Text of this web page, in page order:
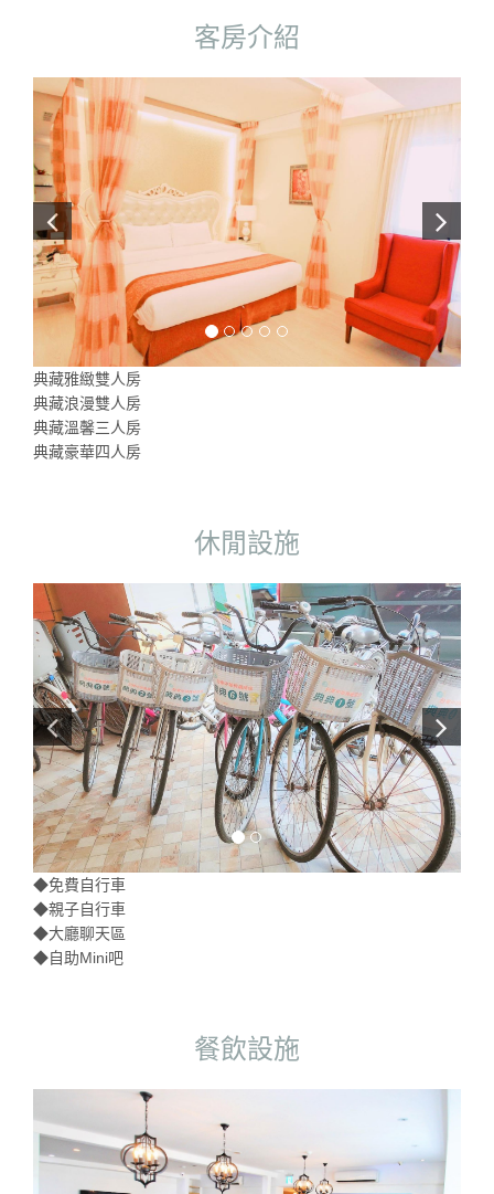
客房介紹
典藏雅緻雙人房
典藏浪漫雙人房
典藏溫馨三人房
典藏豪華四人房
休閒設施
◆免費自行車
◆親子自行車
◆大廳聊天區
◆自助Mini吧
餐飲設施